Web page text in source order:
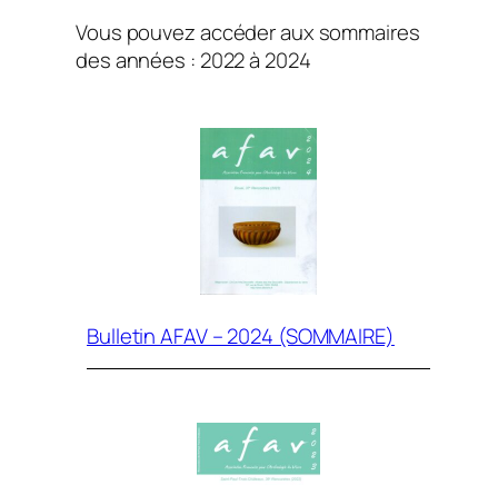
Vous pouvez accéder aux sommaires
des années : 2022 à 2024
Bulletin AFAV – 2024 (SOMMAIRE)